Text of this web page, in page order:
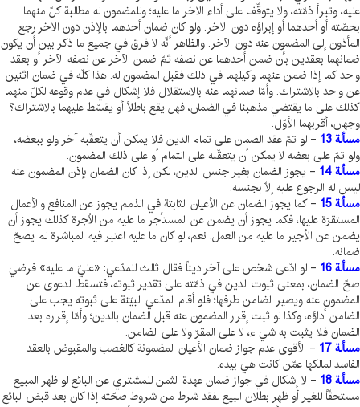
عليه، وتبرأ ذمّته، ولا يتوقّف على أداء الآخر ما عليه؛ وللمضمون له مطالبة كلّ منهما
بحصّته أو أحدهما أو إبراؤه دون الآخر. ولو كان ضمان أحدهما بالإذن دون الآخر رجع
المأذون إلى المضمون عنه دون الآخر. والظاهر أنّه لا فرق في جميع ما ذكر بين أن يكون
ضمانهما بعقدين بأن ضمن أحدهما عن نصفه ثمّ ضمن الآخر عن نصفه الآخر أو بعقد
واحد كما إذا ضمن عنهما وكيلهما في ذلك فقبل المضمون له. هذا كلّه في ضمان اثنين
عن واحد بالاشتراك. وأمّا ضمانهما عنه بالاستقلال فلا إشكال في عدم وقوعه لكلّ منهما
كذلك على ما يقتضي مذهبنا في الضمان، فهل يقع باطلاً أو يقسّط عليهما بالاشتراك؟
وجهان، أقربهما الأوّل.
مسألة 13
- لو تمّ عقد الضمان على تمام الدين فلا يمكن أن يتعقّبه آخر ولو ببعضه،
ولو تمّ على بعضه لا يمكن أن يتعقّبه على التمام أو على ذلك المضمون.
مسألة 14
- يجوز الضمان بغير جنس الدين، لكن إذا كان الضمان بإذن المضمون عنه
ليس له الرجوع عليه إلّا بجنسه.
مسألة 15
- كما يجوز الضمان عن الأعيان الثابتة في الذمم يجوز عن المنافع والأعمال
المستقرّة عليها، فكما يجوز أن يضمن عن المستأجر ما عليه من الاُجرة كذلك يجوز أن
يضمن عن الأجير ما عليه من العمل. نعم، لو كان ما عليه اعتبر فيه المباشرة لم يصحّ
ضمانه.
مسألة 16
- لو ادّعى شخص على آخر ديناً فقال ثالث للمدّعي: «عليّ ما عليه» فرضي
صحّ الضمان، بمعنى ثبوت الدين في ذمّته على تقدير ثبوته، فتسقط الدعوى عن
المضمون عنه ويصير الضامن طرفها؛ فلو أقام المدّعي البيّنة على ثبوته يجب على
الضامن أداؤه، وكذا لو ثبت إقرار المضمون عنه قبل الضمان بالدين؛ وأمّا إقراره بعد
الضمان فلا يثبت به شي ء، لا على المقرّ ولا على الضامن.
مسألة 17
- الأقوى عدم جواز ضمان الأعيان المضمونة كالغصب والمقبوض بالعقد
الفاسد لمالكها عمّن كانت هي بيده.
مسألة 18
- لا إشكال في جواز ضمان عهدة الثمن للمشتري عن البائع لو ظهر المبيع
مستحقّاً للغير أو ظهر بطلان البيع لفقد شرط من شروط صحّته إذا كان بعد قبض البائع